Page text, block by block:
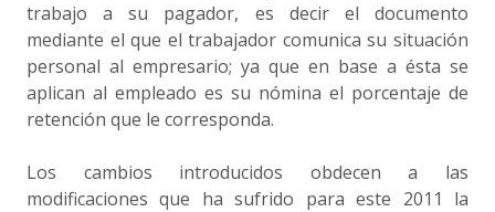
trabajo a su pagador, es decir el documento
mediante el que el trabajador comunica su situación
personal al empresario; ya que en base a ésta se
aplican al empleado es su nómina el porcentaje de
retención que le corresponda.
Los cambios introducidos obdecen a las
modificaciones que ha sufrido para este 2011 la